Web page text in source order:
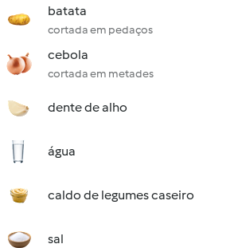
batata
cortada em pedaços
cebola
cortada em metades
dente de alho
água
caldo de legumes caseiro
sal